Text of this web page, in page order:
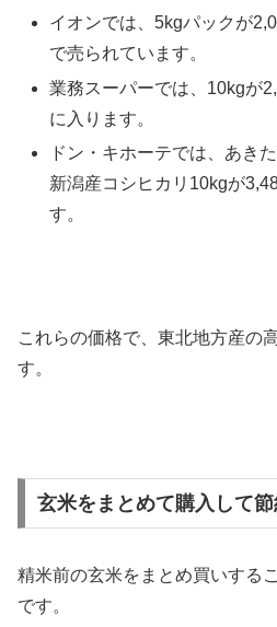
イオンでは、5kgパックが
で売られています。
業務スーパーでは、10kgが
に入ります。
ドン・キホーテでは、あき
新潟産コシヒカリ10kgが
す。
これらの価格で、東北地方産の
す。
玄米をまとめて購入して
精米前の玄米をまとめ買いする
です。